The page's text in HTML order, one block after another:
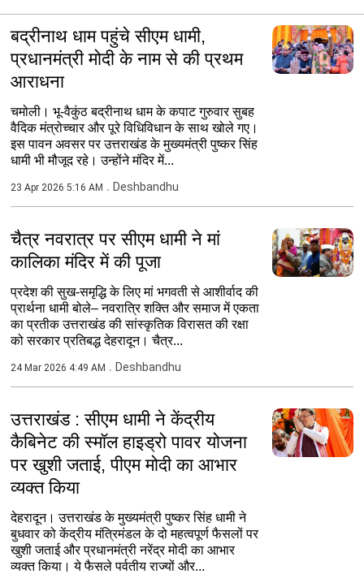
बद्रीनाथ धाम पहुंचे सीएम धामी,
प्रधानमंत्री मोदी के नाम से की प्रथम
आराधना
चमोली। भू-वैकुंठ बद्रीनाथ धाम के कपाट गुरुवार सुबह
वैदिक मंत्रोच्चार और पूरे विधिविधान के साथ खोले गए।
इस पावन अवसर पर उत्तराखंड के मुख्यमंत्री पुष्कर सिंह
धामी भी मौजूद रहे। उन्होंने मंदिर में...
23 Apr 2026 5:16 AM Deshbandhu
चैत्र नवरात्र पर सीएम धामी ने मां
कालिका मंदिर में की पूजा
प्रदेश की सुख-समृद्धि के लिए मां भगवती से आशीर्वाद की
प्रार्थना धामी बोले– नवरात्रि शक्ति और समाज में एकता
का प्रतीक उत्तराखंड की सांस्कृतिक विरासत की रक्षा
को सरकार प्रतिबद्ध देहरादून। चैत्र...
24 Mar 2026 4:49 AM Deshbandhu
उत्तराखंड : सीएम धामी ने केंद्रीय
कैबिनेट की स्मॉल हाइड्रो पावर योजना
पर खुशी जताई, पीएम मोदी का आभार
व्यक्त किया
देहरादून। उत्तराखंड के मुख्यमंत्री पुष्कर सिंह धामी ने
बुधवार को केंद्रीय मंत्रिमंडल के दो महत्वपूर्ण फैसलों पर
खुशी जताई और प्रधानमंत्री नरेंद्र मोदी का आभार
व्यक्त किया। ये फैसले पर्वतीय राज्यों और...